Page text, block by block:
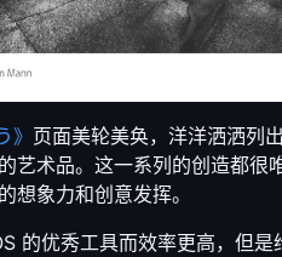
》 页面美轮美奂，洋洋洒洒列
艺术品。这一系列的创造都
想象力和创意发挥。
的优秀工具而效率更高，但